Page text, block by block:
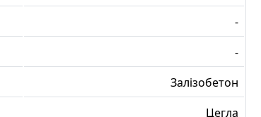
-
-
Залізобетон
Цегла